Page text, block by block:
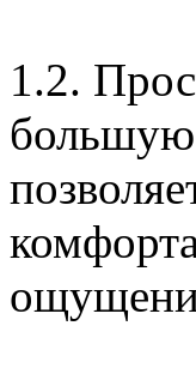
1.2.
большую